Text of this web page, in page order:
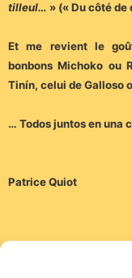
tilleul… » (« Du côté de
Et me revient le
bonbons Michoko ou
Tinín, celui de Galloso
… Todos juntos en una
Patrice Quiot